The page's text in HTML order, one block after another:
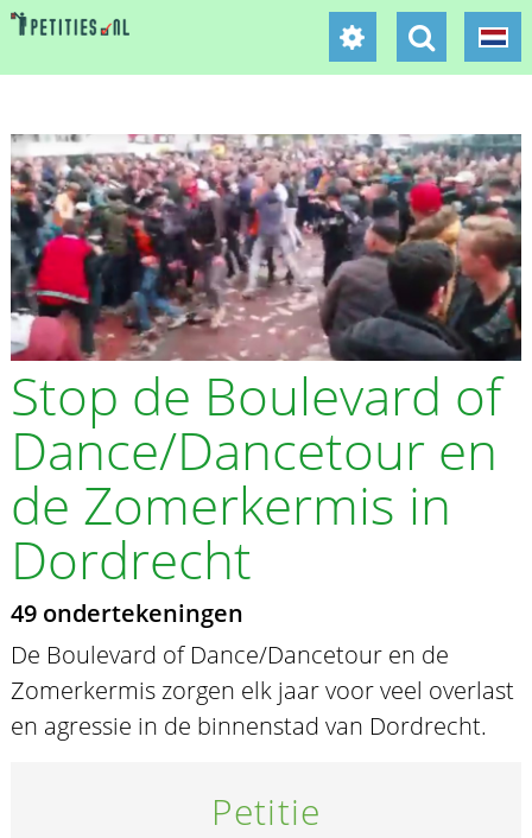
Stop de Boulevard of
Dance/Dancetour en
de Zomerkermis in
Dordrecht
49 ondertekeningen
De Boulevard of Dance/Dancetour en de
Zomerkermis zorgen elk jaar voor veel overlast
en agressie in de binnenstad van Dordrecht.
Petitie